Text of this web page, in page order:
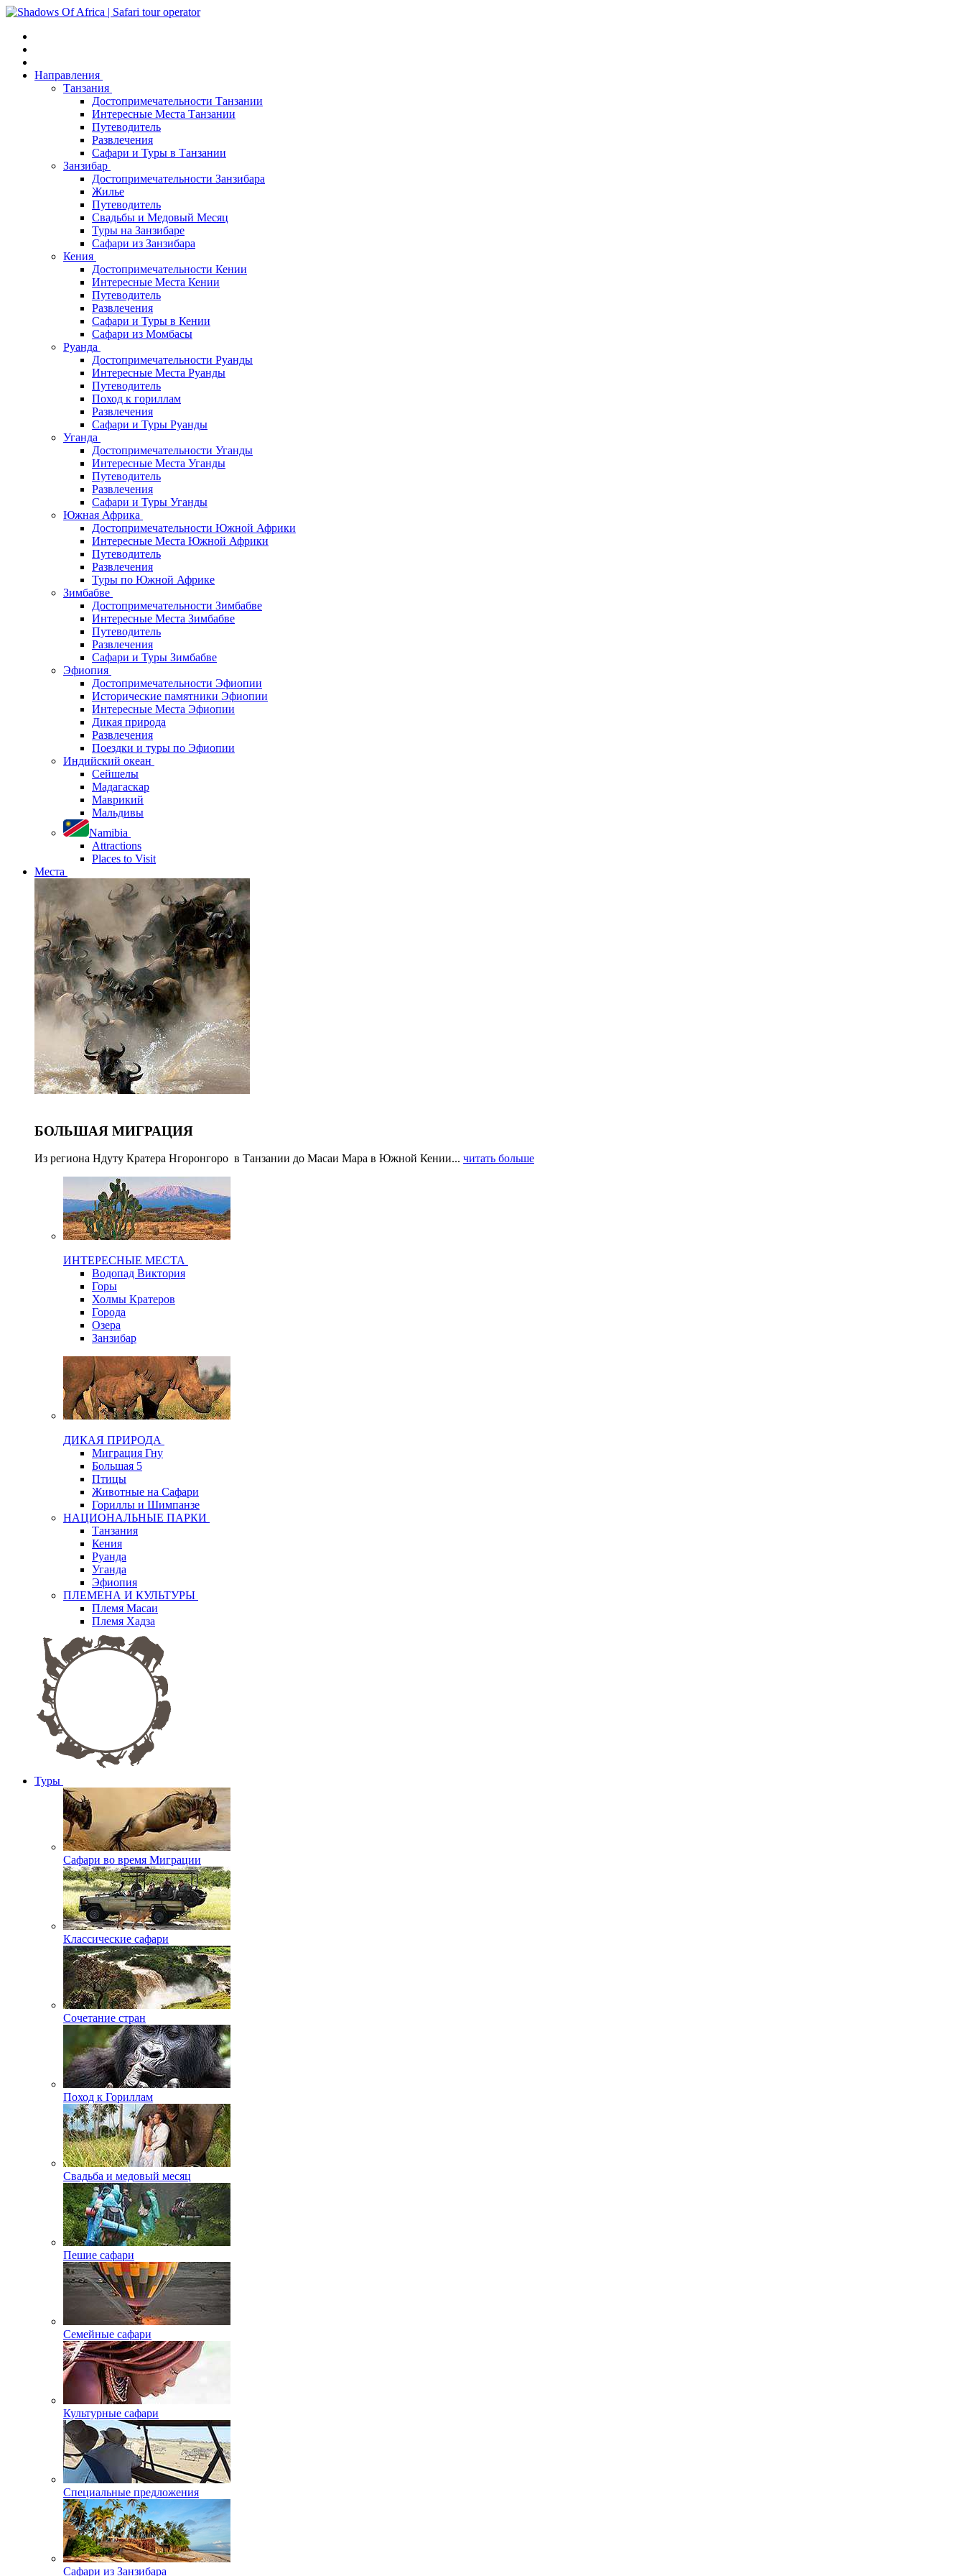
Направления
Танзания
Достопримечательности Танзании
Интересные Места Танзании
Путеводитель
Развлечения
Сафари и Туры в Танзании
Занзибар
Достопримечательности Занзибара
Жилье
Путеводитель
Свадьбы и Медовый Месяц
Туры на Занзибаре
Сафари из Занзибара
Кения
Достопримечательности Кении
Интересные Места Кении
Путеводитель
Развлечения
Сафари и Туры в Кении
Сафари из Момбасы
Руанда
Достопримечательности Руанды
Интересные Места Руанды
Путеводитель
Поход к гориллам
Развлечения
Сафари и Туры Руанды
Уганда
Достопримечательности Уганды
Интересные Места Уганды
Путеводитель
Развлечения
Сафари и Туры Уганды
Южная Африка
Достопримечательности Южной Африки
Интересные Места Южной Африки
Путеводитель
Развлечения
Туры по Южной Африке
Зимбабве
Достопримечательности Зимбабве
Интересные Места Зимбабве
Путеводитель
Развлечения
Сафари и Туры Зимбабве
Эфиопия
Достопримечательности Эфиопии
Исторические памятники Эфиопии
Интересные Места Эфиопии
Дикая природа
Развлечения
Поездки и туры по Эфиопии
Индийский океан
Сейшелы
Мадагаскар
Маврикий
Мальдивы
Namibia
Attractions
Places to Visit
Места
БОЛЬШАЯ МИГРАЦИЯ
Из региона Ндуту Кратера Нгоронгоро в Танзании до Масаи Мара в Южной Кении... читать больше
ИНТЕРЕСНЫЕ МЕСТА
Водопад Виктория
Горы
Холмы Кратеров
Города
Озера
Занзибар
ДИКАЯ ПРИРОДА
Миграция Гну
Большая 5
Птицы
Животные на Сафари
Гориллы и Шимпанзе
НАЦИОНАЛЬНЫЕ ПАРКИ
Tанзания
Кения
Руанда
Уганда
Эфиопия
ПЛЕМЕНА И КУЛЬТУРЫ
Племя Масаи
Племя Хадза
Туры
Сафари во время Миграции
Классические сафари
Сочетание стран
Поход к Гориллам
Свадьба и медовый месяц
Пешие сафари
Семейные сафари
Культурные сафари
Специальные предложения
Сафари из Занзибара